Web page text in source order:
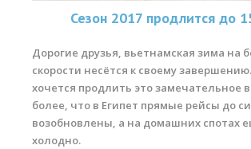
Сезон 2017 продлится до
Дорогие друзья, вьетнамская зима на
скорости несётся к своему
хочется продлить это замечательное
более, что в Египет прямые рейсы до
возобновлены, а на домашних спотах
холодно.